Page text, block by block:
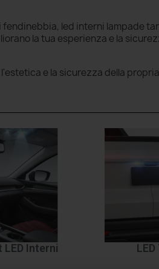
led interni lampade
la tua esperienza e la
e la sicurezza della
LED Interni